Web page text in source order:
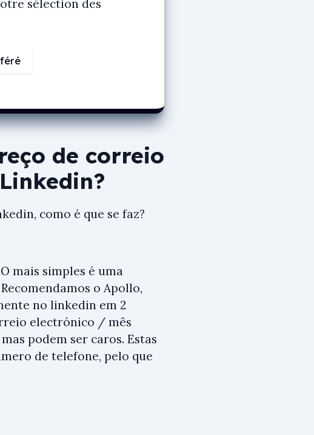
sélection des
de correio
como é que se faz?
mais simples é uma
Recomendamos o Apollo,
no linkedin em 2
electrónico / mês
podem ser caros. Estas
de telefone, pelo que